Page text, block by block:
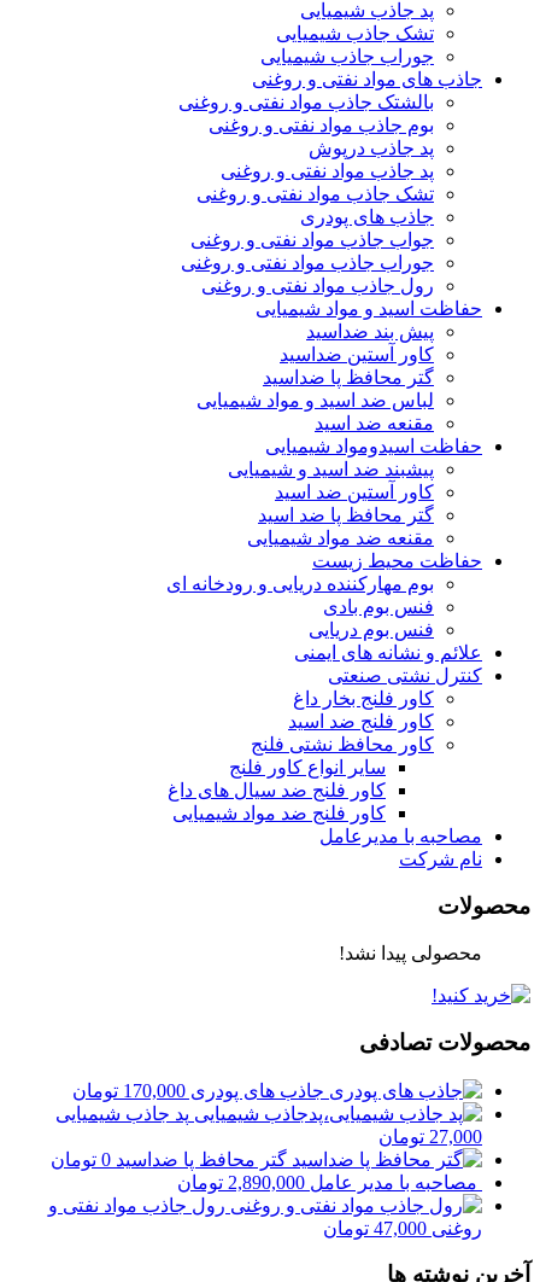
پد جاذب شیمیایی
تشک جاذب شیمیایی
جوراب جاذب شیمیایی
جاذب های مواد نفتی و روغنی
بالشتک جاذب مواد نفتی و روغنی
بوم جاذب مواد نفتی و روغنی
پد جاذب درپوش
پد جاذب مواد نفتی و روغنی
تشک جاذب مواد نفتی و روغنی
جاذب های پودری
جواب جاذب مواد نفتی و روغنی
جوراب جاذب مواد نفتی و روغنی
رول جاذب مواد نفتی و روغنی
حفاظت اسید و مواد شیمیایی
پیش بند ضداسید
کاور آستین ضداسید
گتر محافظ پا ضداسید
لباس ضد اسید و مواد شیمیایی
مقنعه ضد اسید
حفاظت اسیدومواد شیمیایی
پیشبند ضد اسید و شیمیایی
کاور آستین ضد اسید
گتر محافظ پا ضد اسید
مقنعه ضد مواد شیمیایی
حفاظت محیط زیست
بوم مهارکننده دریایی و رودخانه ای
فنس بوم بادی
فنس بوم دریایی
علائم و نشانه های ایمنی
کنترل نشتی صنعتی
کاور فلنج بخار داغ
کاور فلنج ضد اسید
کاور محافظ نشتی فلنج
سایر انواع کاور فلنج
کاور فلنج ضد سیال های داغ
کاور فلنج ضد مواد شیمیایی
مصاحبه با مدیرعامل
نام شرکت
محصولات
محصولی پیدا نشد!
محصولات تصادفی
جاذب های پودری 170,000 تومان
پد جاذب شیمیایی
27,000 تومان
گتر محافظ پا ضداسید 0 تومان
مصاحبه با مدیر عامل 2,890,000 تومان
رول جاذب مواد نفتی و
روغنی 47,000 تومان
آخرین نوشته ها